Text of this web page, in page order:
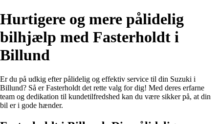
Hurtigere og mere pålidelig
bilhjælp med Fasterholdt i
Billund
Er du på udkig efter pålidelig og effektiv service til din Suzuki i
Billund? Så er Fasterholdt det rette valg for dig! Med deres erfarne
team og dedikation til kundetilfredshed kan du være sikker på, at din
bil er i gode hænder.